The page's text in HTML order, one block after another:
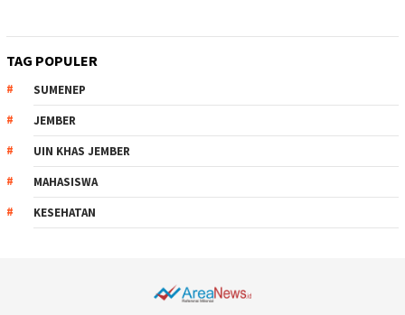
TAG POPULER
SUMENEP
JEMBER
UIN KHAS JEMBER
MAHASISWA
KESEHATAN